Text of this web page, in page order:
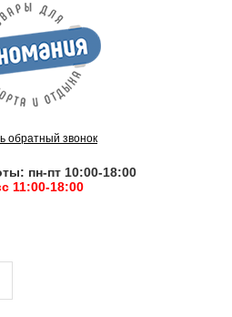
обратный звонок
пн-пт 10:00-18:00
11:00-18:00